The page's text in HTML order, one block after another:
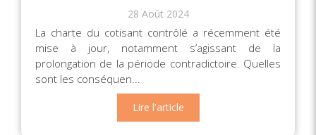
28 Août 2024
La charte du cotisant contrôlé a récemment été
mise à jour, notamment s’agissant de la
prolongation de la période contradictoire. Quelles
sont les conséquen...
Lire l'article